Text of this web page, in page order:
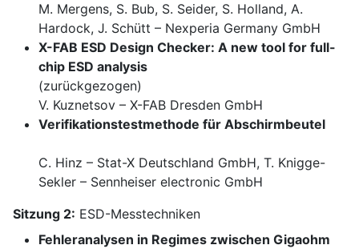
M. Mergens, S. Bub, S. Seider, S. Holland, A.
Hardock, J. Schütt – Nexperia Germany GmbH
X-FAB ESD Design Checker: A new tool for full-
chip ESD analysis
(zurückgezogen)
V. Kuznetsov – X-FAB Dresden GmbH
Verifikationstestmethode für Abschirmbeutel
C. Hinz – Stat-X Deutschland GmbH, T. Knigge-
Sekler – Sennheiser electronic GmbH
Sitzung 2: ESD-Messtechniken
Fehleranalysen in Regimes zwischen Gigaohm